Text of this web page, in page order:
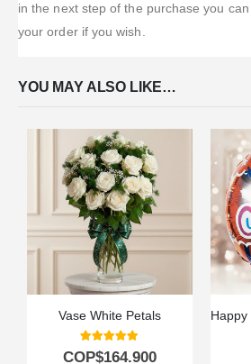
in the next step of the purchase you
your order if you wish.
YOU MAY ALSO LIKE…
Vase White Petals
5.00out of 5
COP$164.900